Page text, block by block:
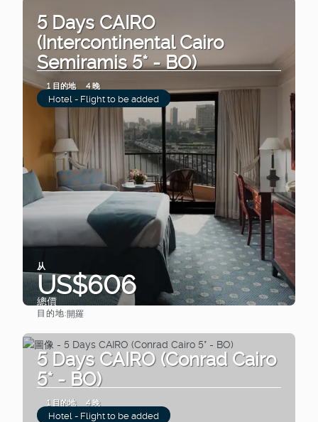
5 Days CAIRO
(Intercontinental Cairo
Semiramis 5* - BO)
1 目的地 4 晚
Hotel - Flight to be added
从
US$606
總價
目的地:開羅
5 Days CAIRO (Conrad Cairo
5* - BO)
1 目的地 4 晚
Hotel - Flight to be added